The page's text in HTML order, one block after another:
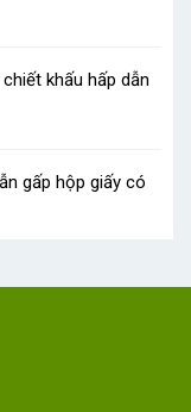
khấu hấp dẫn
gấp hộp giấy có